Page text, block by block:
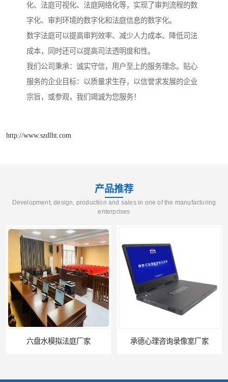
化、法庭可视化、法庭网络化等，实现了审判流程的数
字化、审判环境的数字化和法庭信息的数字化。
数字法庭可以提高审判效率、减少人力成本、降低司法
成本，同时还可以提高司法透明度和性。
我们公司秉承：诚实守信，用户至上的服务理念。贴心
服务的企业目标：以质量求生存，以信誉求发展的企业
宗旨，或参观，我们竭诚为您服务！
http://www.szdlht.com
产品推荐
Development, design, production and sales in one of the manufacturing
enterprises
六盘水模拟法庭厂家 承德心理咨询录像室厂家